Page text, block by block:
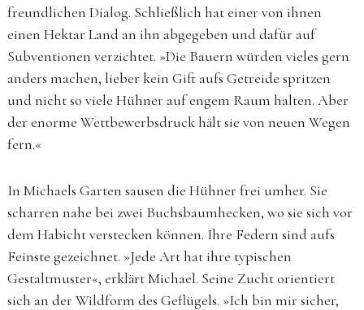
freundlichen Dialog. Schließlich hat einer von ihnen
einen Hektar Land an ihn abgegeben und dafür auf
Subventionen verzichtet. »Die Bauern würden vieles gern
anders machen, lieber kein Gift aufs Getreide spritzen
und nicht so viele Hühner auf engem Raum halten. Aber
der enorme Wettbewerbsdruck hält sie von neuen Wegen
fern.«
In Michaels Garten sausen die Hühner frei umher. Sie
scharren nahe bei zwei Buchsbaumhecken, wo sie sich vor
dem Habicht verstecken können. Ihre Federn sind aufs
Feinste gezeichnet. »Jede Art hat ihre typischen
Gestaltmuster«, erklärt Michael. Seine Zucht orientiert
sich an der Wildform des Geflügels. »Ich bin mir sicher,